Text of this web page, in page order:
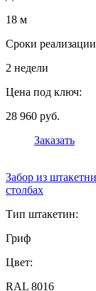
18 м
Сроки
2 недели
Цена под ключ:
28 960 руб.
Заказать
Забор из
столбах
Тип штакетин:
Гриф
Цвет:
RAL 8016